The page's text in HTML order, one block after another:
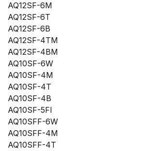
AQ12SF-6M
AQ12SF-6T
AQ12SF-6B
AQ12SF-4TM
AQ12SF-4BM
AQ10SF-6W
AQ10SF-4M
AQ10SF-4T
AQ10SF-4B
AQ10SF-5FI
AQ10SFF-6W
AQ10SFF-4M
AQ10SFF-4T